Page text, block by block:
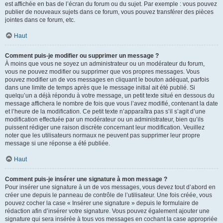
est affichée en bas de l’écran du forum ou du sujet. Par exemple : vous pouvez
publier de nouveaux sujets dans ce forum, vous pouvez transférer des pièces
jointes dans ce forum, etc.
Haut
Comment puis-je modifier ou supprimer un message ?
À moins que vous ne soyez un administrateur ou un modérateur du forum,
vous ne pouvez modifier ou supprimer que vos propres messages. Vous
pouvez modifier un de vos messages en cliquant le bouton adéquat, parfois
dans une limite de temps après que le message initial ait été publié. Si
quelqu’un a déjà répondu à votre message, un petit texte situé en dessous du
message affichera le nombre de fois que vous l’avez modifié, contenant la date
et l’heure de la modification. Ce petit texte n’apparaîtra pas s’il s’agit d’une
modification effectuée par un modérateur ou un administrateur, bien qu’ils
puissent rédiger une raison discrète concernant leur modification. Veuillez
noter que les utilisateurs normaux ne peuvent pas supprimer leur propre
message si une réponse a été publiée.
Haut
Comment puis-je insérer une signature à mon message ?
Pour insérer une signature à un de vos messages, vous devez tout d’abord en
créer une depuis le panneau de contrôle de l’utilisateur. Une fois créée, vous
pouvez cocher la case « Insérer une signature » depuis le formulaire de
rédaction afin d’insérer votre signature. Vous pouvez également ajouter une
signature qui sera insérée à tous vos messages en cochant la case appropriée